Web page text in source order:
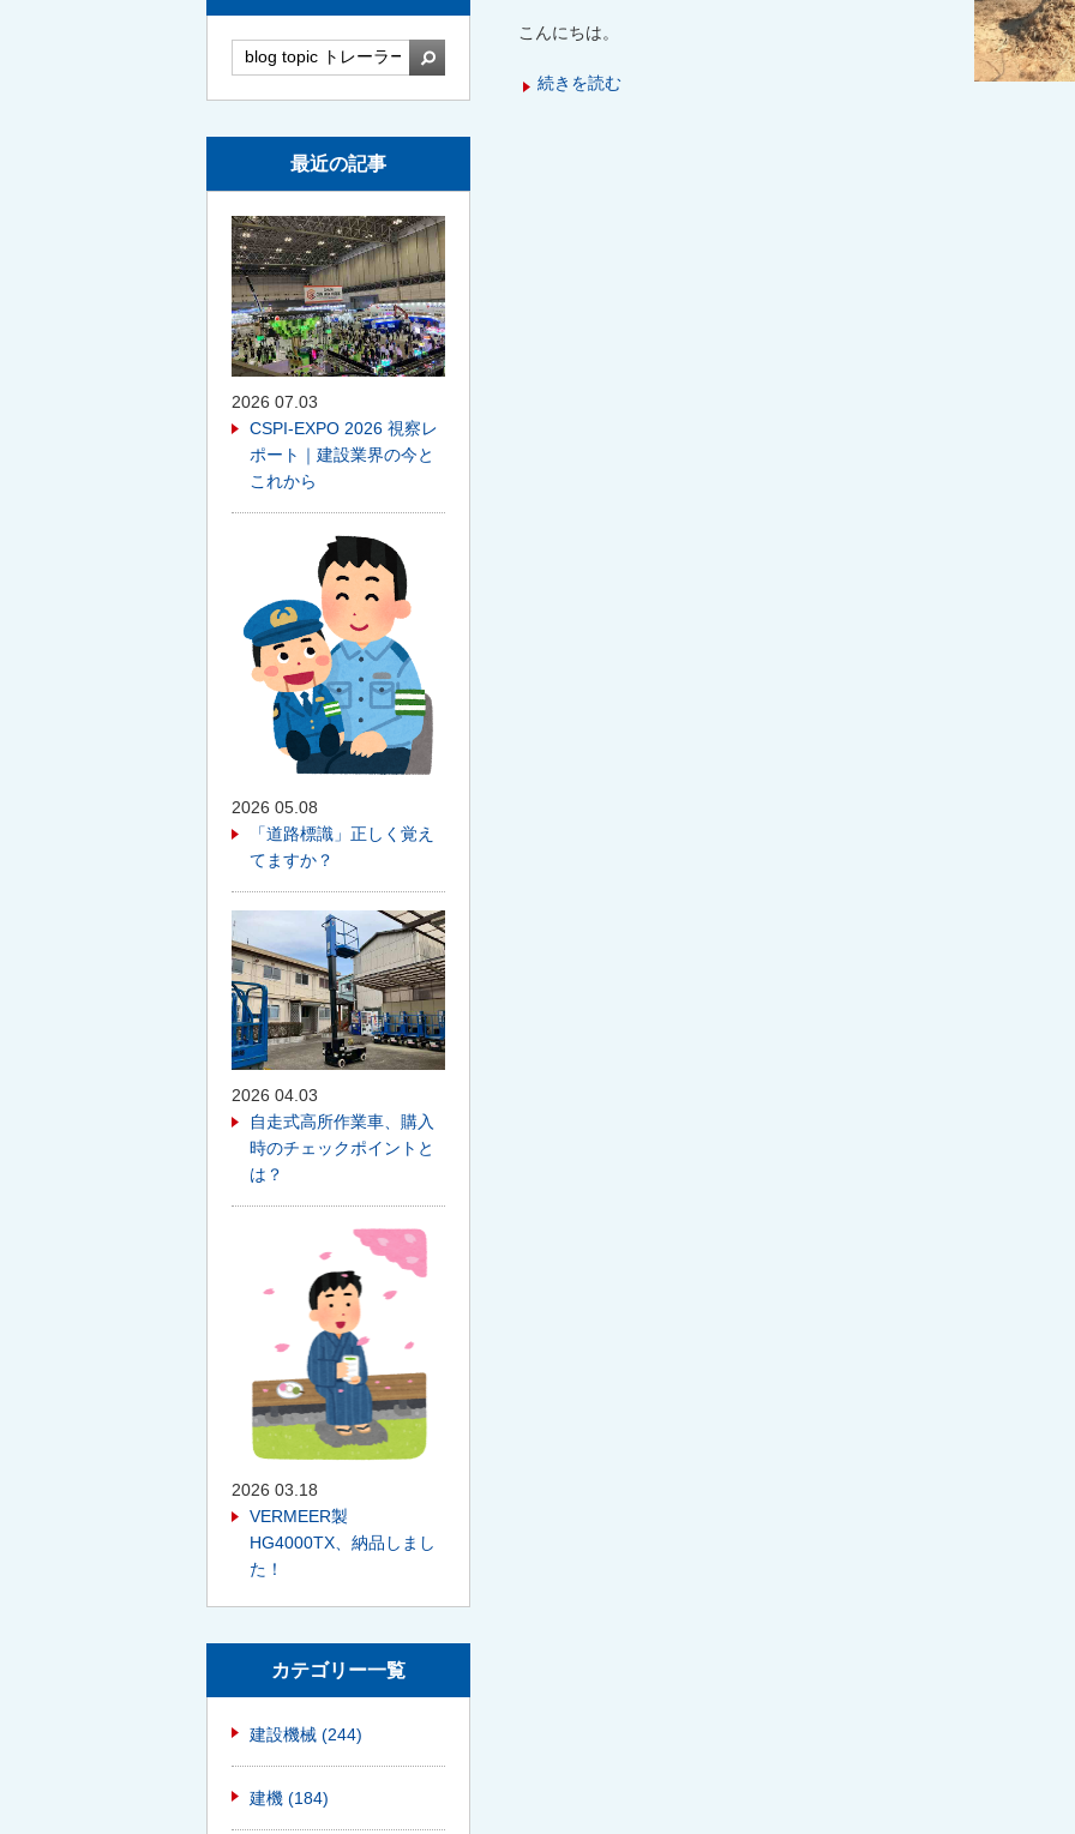
こんにちは。
続きを読む
検索
最近の記事
2026 07.03
CSPI-EXPO 2026 視察レ
ポート｜建設業界の今と
これから
2026 05.08
「道路標識」正しく覚え
てますか？
2026 04.03
自走式高所作業車、購入
時のチェックポイントと
は？
2026 03.18
VERMEER製
HG4000TX、納品しまし
た！
カテゴリー一覧
建設機械 (244)
建機 (184)